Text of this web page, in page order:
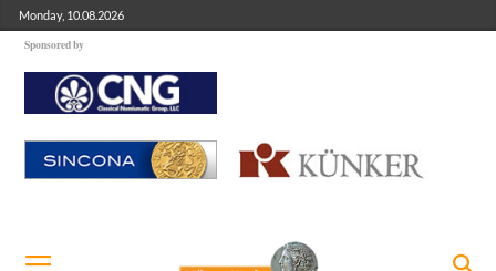
Monday, 10.08.2026
Sponsored by